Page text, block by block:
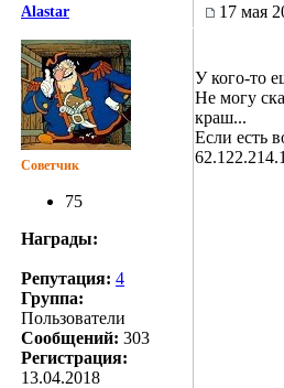
Alastar 17 мая
Советчик
75
Награды:
Репутация: 4
Группа:
Пользователи
Сообщений: 303
Регистрация:
13.04.2018
У кого-то
Не могу
краш...
Если есть